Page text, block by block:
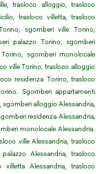
trasloco alloggio, trasloco
trasloco villetta, trasloco
sgomberi ville Torino,
palazzo Torino, sgomberi
sgomberi monolocale
ville Torino, trasloco alloggio
residenza Torino, trasloco
Sgomberi appartamenti
sgomberi alloggio Alessandria,
residenza Alessandria,
monolocale Alessandria.
ville Alessandria, trasloco
Alessandria, trasloco
villetta Alessandria, trasloco